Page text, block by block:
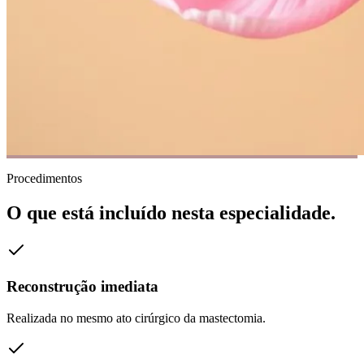
Procedimentos
O que está incluído nesta especialidade.
Reconstrução imediata
Realizada no mesmo ato cirúrgico da mastectomia.